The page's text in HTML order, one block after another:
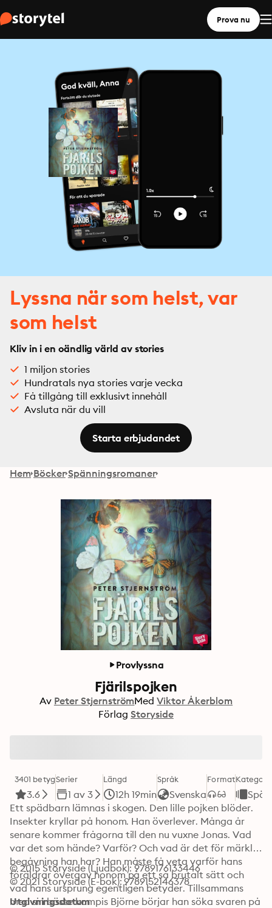
Prova nu
Lyssna när som helst, var
som helst
Kliv in i en oändlig värld av stories
1 miljon stories
Hundratals nya stories varje vecka
Få tillgång till exklusivt innehåll
Avsluta när du vill
Starta erbjudandet
Hem Böcker Spänningsromaner
Provlyssna
Fjärilspojken
Av Peter StjernströmMed Viktor Åkerblom
Förlag Storyside
3401 betyg
3.6
Serier
1 av 3
Längd
12h 19min
Språk
Svenska
FormatKategori
Ett spädbarn lämnas i skogen. Den lille pojken blöder.
Insekter kryllar på honom. Han överlever. Många år
senare kommer frågorna till den nu vuxne Jonas. Vad
var det som hände? Varför? Och vad är det för märklig
begåvning han har? Han måste få veta varför hans
föräldrar övergav honom på ett så brutalt sätt och
vad hans ursprung egentligen betyder. Tillsammans
med sin bäste kompis Björne börjar han söka svaren på
© 2015 Storyside (Ljudbok): 9789176133446
© 2021 Storyside (E-bok): 9789152146378
Utgivningsdatum